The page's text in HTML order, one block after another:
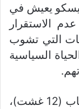
يعيش في
عدم الاستقرار
التي تشوب
السياسية
وبالإضافة إلى اليوم العالمي للشباب (12 غشت)،